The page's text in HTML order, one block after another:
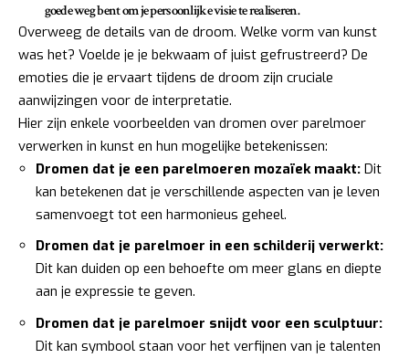
goede weg bent om je persoonlijke visie te realiseren.
Overweeg de details van de droom. Welke vorm van kunst
was het? Voelde je je bekwaam of juist gefrustreerd? De
emoties die je ervaart tijdens de droom zijn cruciale
aanwijzingen voor de interpretatie.
Hier zijn enkele voorbeelden van dromen over parelmoer
verwerken in kunst en hun mogelijke betekenissen:
Dromen dat je een parelmoeren mozaïek maakt: Dit
kan betekenen dat je verschillende aspecten van je leven
samenvoegt tot een harmonieus geheel.
Dromen dat je parelmoer in een schilderij verwerkt:
Dit kan duiden op een behoefte om meer glans en diepte
aan je expressie te geven.
Dromen dat je parelmoer snijdt voor een sculptuur:
Dit kan symbool staan voor het verfijnen van je talenten